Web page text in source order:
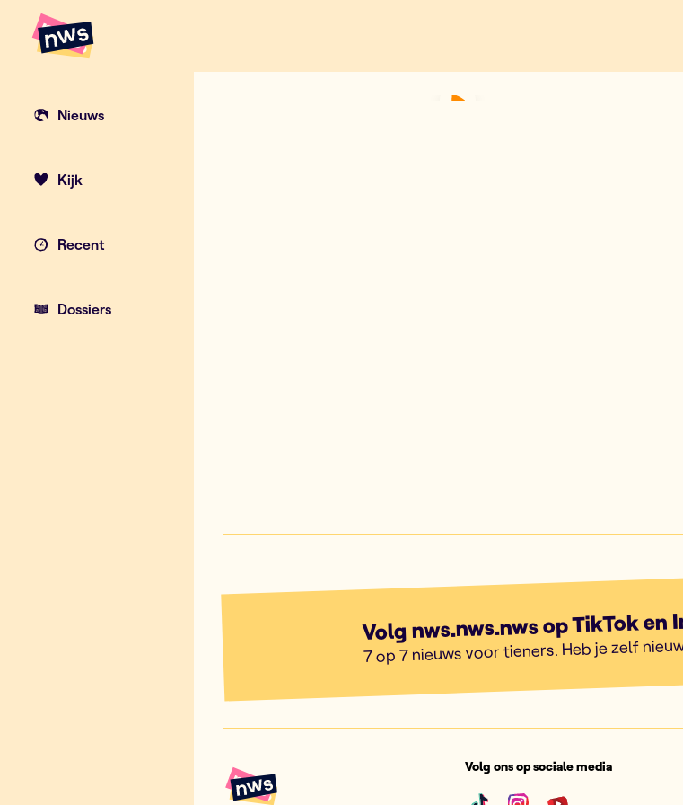
Nieuws
Kijk
Recent
Dossiers
Volg nws.nws.nws op TikTok en
7 op 7 nieuws voor tieners. Heb je zelf
Volg ons op sociale media